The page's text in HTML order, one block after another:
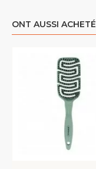
ONT AUSSI ACHETÉ